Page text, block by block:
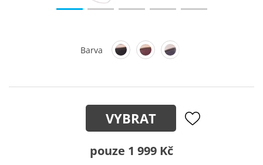
Barva
VYBRAT
pouze 1 999 Kč